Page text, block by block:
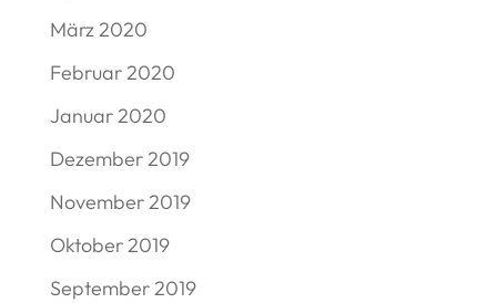
März 2020
Februar 2020
Januar 2020
Dezember 2019
November 2019
Oktober 2019
September 2019